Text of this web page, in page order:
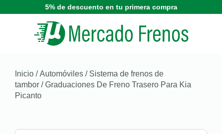
5% de descuento en tu primera compra
Inicio /Automóviles / Sistema de frenos de
tambor / Graduaciones De Freno Trasero Para Kia
Picanto